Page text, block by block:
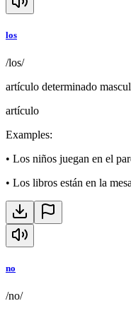
los
/los/
artículo determinado
artículo
Examples:
• Los niños juegan en el
• Los libros están en la
no
/no/